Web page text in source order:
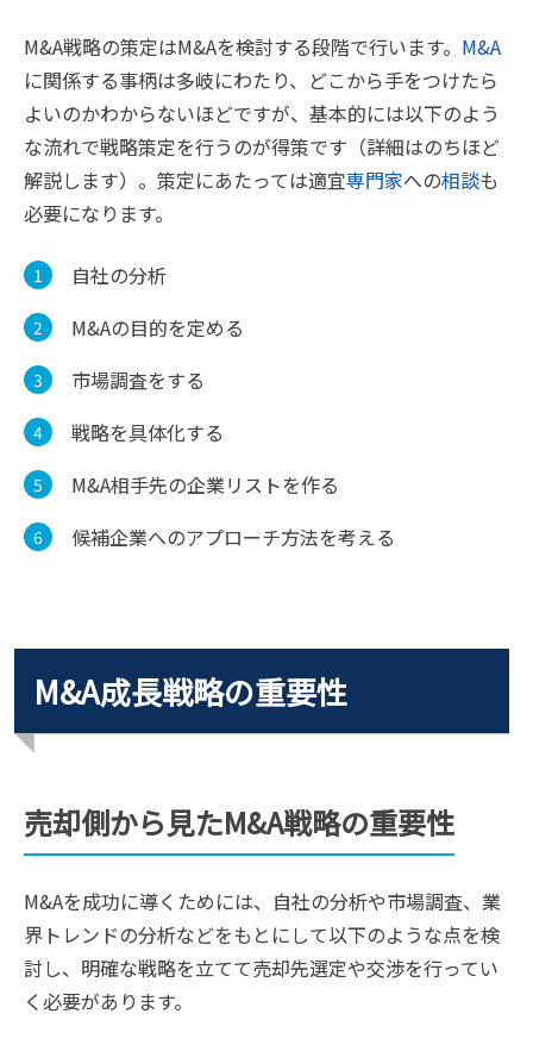
M&A戦略の策定はM&Aを検討する段階で行います。 M&A
に関係する事柄は多岐にわたり、どこから手をつけたら
よいのかわからないほどですが、基本的には以下のよう
な流れで戦略策定を行うのが得策です（詳細はのちほど
解説します）。策定にあたっては適宜専門家への相談も
必要になります。
自社の分析
M&Aの目的を定める
市場調査をする
戦略を具体化する
M&A相手先の企業リストを作る
候補企業へのアプローチ方法を考える
M&A成長戦略の重要性
売却側から見たM&A戦略の重要性
M&Aを成功に導くためには、自社の分析や市場調査、業
界トレンドの分析などをもとにして以下のような点を検
討し、明確な戦略を立てて売却先選定や交渉を行ってい
く必要があります。